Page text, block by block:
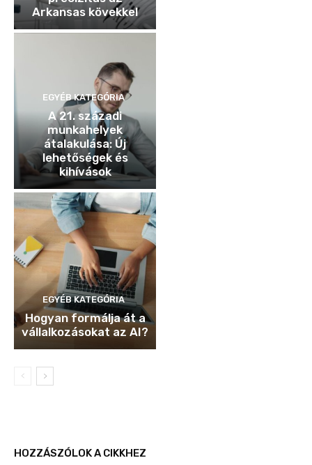
Arkansas kövekkel
EGYÉB KATEGÓRIA
A 21. századi
munkahelyek
átalakulása: Új
lehetőségek és
kihívások
EGYÉB KATEGÓRIA
Hogyan formálja át a
vállalkozásokat az AI?
HOZZÁSZÓLOK A CIKKHEZ